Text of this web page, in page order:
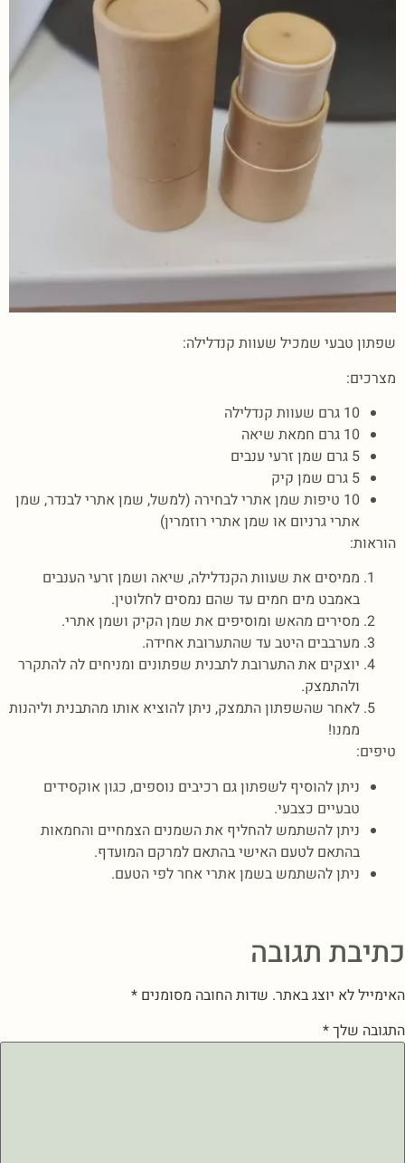
שפתון טבעי שמכיל שעוות קנדלילה:
מצרכים:
10 גרם שעוות קנדלילה
10 גרם חמאת שיאה
5 גרם שמן זרעי ענבים
5 גרם שמן קיק
10 טיפות שמן אתרי לבחירה (למשל, שמן אתרי לבנדר, שמן
אתרי גרניום או שמן אתרי רוזמרין)
הוראות:
ממיסים את שעוות הקנדלילה, שיאה ושמן זרעי הענבים
באמבט מים חמים עד שהם נמסים לחלוטין.
מסירים מהאש ומוסיפים את שמן הקיק ושמן אתרי.
מערבבים היטב עד שהתערובת אחידה.
יוצקים את התערובת לתבנית שפתונים ומניחים לה להתקרר
ולהתמצק.
לאחר שהשפתון התמצק, ניתן להוציא אותו מהתבנית וליהנות
ממנו!
טיפים:
ניתן להוסיף לשפתון גם רכיבים נוספים, כגון אוקסידים
טבעיים כצבעי.
ניתן להשתמש להחליף את השמנים הצמחיים והחמאות
בהתאם לטעם האישי בהתאם למרקם המועדף.
ניתן להשתמש בשמן אתרי אחר לפי הטעם.
כתיבת תגובה
האימייל לא יוצג באתר. שדות החובה מסומנים *
התגובה שלך*